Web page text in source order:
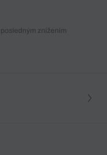
znížením